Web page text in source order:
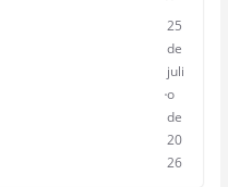
25
de
juli
o
de
20
26